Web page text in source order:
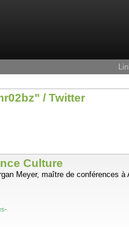
/ Twitter
Culture
Meyer, maître de conférences à